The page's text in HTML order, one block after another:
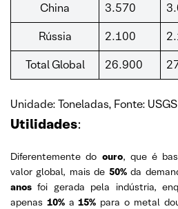
China
3.570
Rússia
2.100
Total Global
26.900
Unidade: Toneladas, Fonte: USGS
Utilidades:
Diferentemente do ouro, que é
valor global, mais de 50%da
anos foi gerada pela indústria,
apenas 10%a15% para o metal